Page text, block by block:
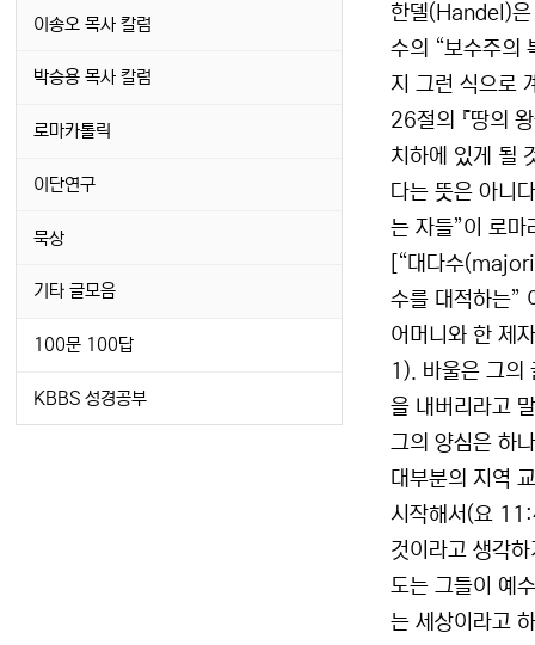
한델(Handel)은
수의 “보수주의
지 그런 식으로
26절의 『땅의
치하에 있게 될
다는 뜻은 아니
는 자들”이 로마
[“대다수
수를 대적하는”
어머니와 한 제
1). 바울은 그의
을 내버리라고
그의 양심은 하
대부분의 지역
시작해서(요
것이라고 생각
도는 그들이 예
는 세상이라고
이송오 목사 칼럼
박승용 목사 칼럼
로마카톨릭
이단연구
묵상
기타 글모음
100문 100답
KBBS 성경공부